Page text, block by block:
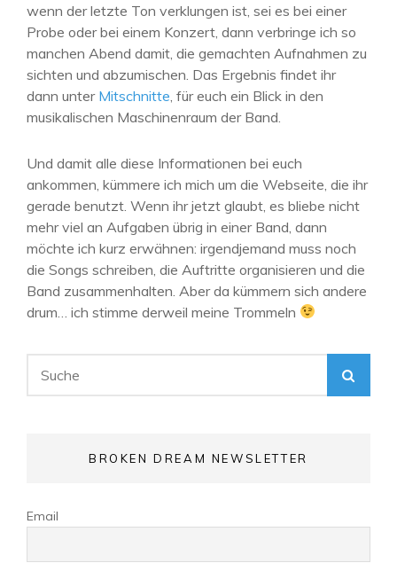
wenn der letzte Ton verklungen ist, sei es bei einer
Probe oder bei einem Konzert, dann verbringe ich so
manchen Abend damit, die gemachten Aufnahmen zu
sichten und abzumischen. Das Ergebnis findet ihr
dann unter Mitschnitte , für euch ein Blick in den
musikalischen Maschinenraum der Band.
Und damit alle diese Informationen bei euch
ankommen, kümmere ich mich um die Webseite, die ihr
gerade benutzt. Wenn ihr jetzt glaubt, es bliebe nicht
mehr viel an Aufgaben übrig in einer Band, dann
möchte ich kurz erwähnen: irgendjemand muss noch
die Songs schreiben, die Auftritte organisieren und die
Band zusammenhalten. Aber da kümmern sich andere
drum… ich stimme derweil meine Trommeln
for:
BROKEN DREAM NEWSLETTER
Email